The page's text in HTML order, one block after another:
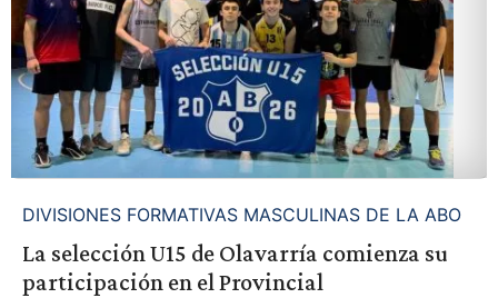
DIVISIONES FORMATIVAS MASCULINAS DE LA ABO
La selección U15 de Olavarría comienza su
participación en el Provincial